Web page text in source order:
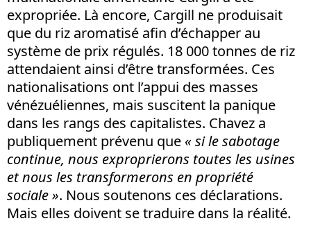
expropriée. Là encore, Cargill ne produisait
que du riz aromatisé afin d’échapper au
système de prix régulés. 18 000 tonnes de riz
attendaient ainsi d’être transformées. Ces
nationalisations ont l’appui des masses
vénézuéliennes, mais suscitent la panique
dans les rangs des capitalistes. Chavez a
publiquement prévenu que « si le sabotage
continue, nous exproprierons toutes les usines
et nous les transformerons en propriété
sociale ». Nous soutenons ces déclarations.
Mais elles doivent se traduire dans la réalité.